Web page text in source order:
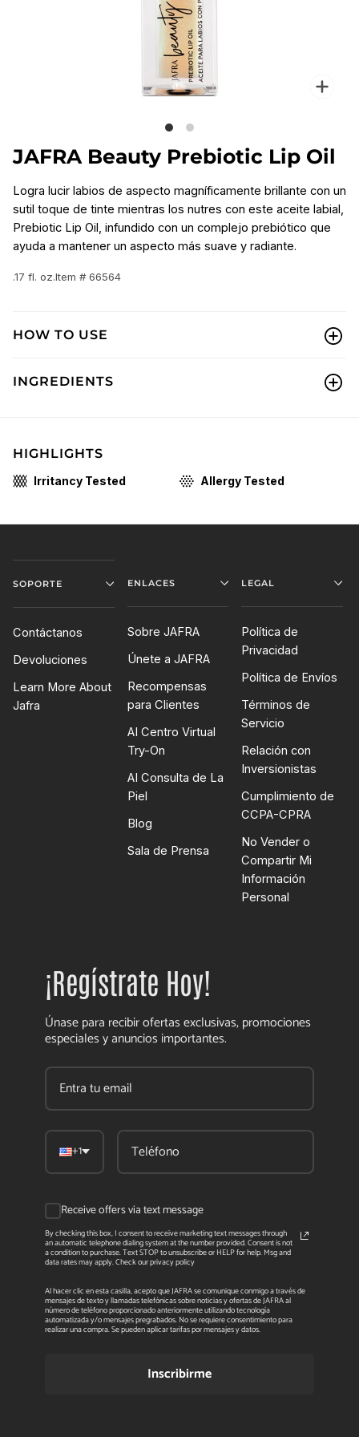
JAFRA Beauty Prebiotic Lip Oil
Logra lucir labios de aspecto magníficamente brillante con un
sutil toque de tinte mientras los nutres con este aceite labial,
Prebiotic Lip Oil, infundido con un complejo prebiótico que
ayuda a mantener un aspecto más suave y radiante.
.17 fl. oz.Item # 66564
HOW TO USE
INGREDIENTS
HIGHLIGHTS
Irritancy Tested Allergy Tested
SOPORTE
Contáctanos
Devoluciones
Learn More About
Jafra
ENLACES
Sobre JAFRA
Únete a JAFRA
Recompensas
para Clientes
AI Centro Virtual
Try-On
AI Consulta de La
Piel
Blog
Sala de Prensa
LEGAL
Política de
Privacidad
Política de Envíos
Términos de
Servicio
Relación con
Inversionistas
Cumplimiento de
CCPA-CPRA
No Vender o
Compartir Mi
Información
Personal
¡Regístrate Hoy!
Únase para recibir ofertas exclusivas, promociones
especiales y anuncios importantes.
+1
Receive offers via text message
By checking this box, I consent to receive marketing text messages through
an automatic telephone dialing system at the number provided. Consent is not
a condition to purchase. Text STOP to unsubscribe or HELP for help. Msg and
data rates may apply. Check our privacy policy
Al hacer clic en esta casilla, acepto que JAFRA se comunique conmigo a través de
mensajes de texto y llamadas telefónicas sobre noticias y ofertas de JAFRA al
número de teléfono proporcionado anteriormente utilizando tecnología
automatizada y/o mensajes pregrabados. No se requiere consentimiento para
realizar una compra. Se pueden aplicar tarifas por mensajes y datos.
Inscribirme